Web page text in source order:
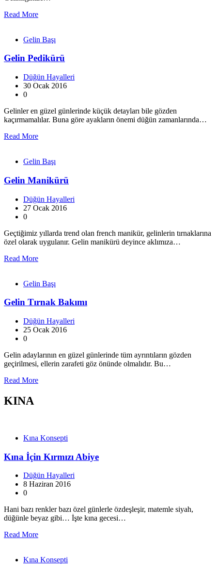
Read More
Gelin Başı
Gelin Pedikürü
Düğün Hayalleri
30 Ocak 2016
0
Gelinler en güzel günlerinde küçük detayları bile gözden
kaçırmamalılar. Buna göre ayakların önemi düğün zamanlarında…
Read More
Gelin Başı
Gelin Manikürü
Düğün Hayalleri
27 Ocak 2016
0
Geçtiğimiz yıllarda trend olan french manikür, gelinlerin tırnaklarına
özel olarak uygulanır. Gelin manikürü deyince aklımıza…
Read More
Gelin Başı
Gelin Tırnak Bakımı
Düğün Hayalleri
25 Ocak 2016
0
Gelin adaylarının en güzel günlerinde tüm ayrıntıların gözden
geçirilmesi, ellerin zarafeti göz önünde olmalıdır. Bu…
Read More
KINA
Kına Konsepti
Kına İçin Kırmızı Abiye
Düğün Hayalleri
8 Haziran 2016
0
Hani bazı renkler bazı özel günlerle özdeşleşir, matemle siyah,
düğünle beyaz gibi… İşte kına gecesi…
Read More
Kına Konsepti